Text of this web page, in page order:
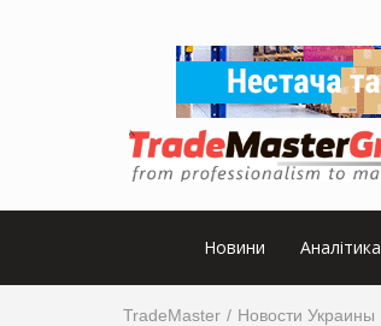
Новини Аналітика
TradeMaster Новости Украины